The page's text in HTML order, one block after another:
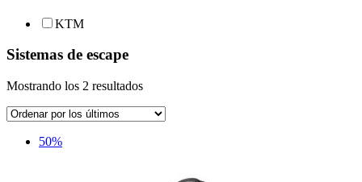
KTM
Sistemas de escape
Mostrando los 2 resultadosOrdenado
los
50%